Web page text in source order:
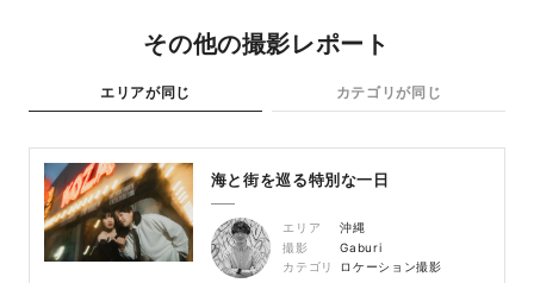
その他の撮影レポート
エリアが同じ カテゴリが同じ
海と街を巡る特別な一日
エリア
沖縄
撮影
Gaburi
カテゴリ
ロケーション撮影